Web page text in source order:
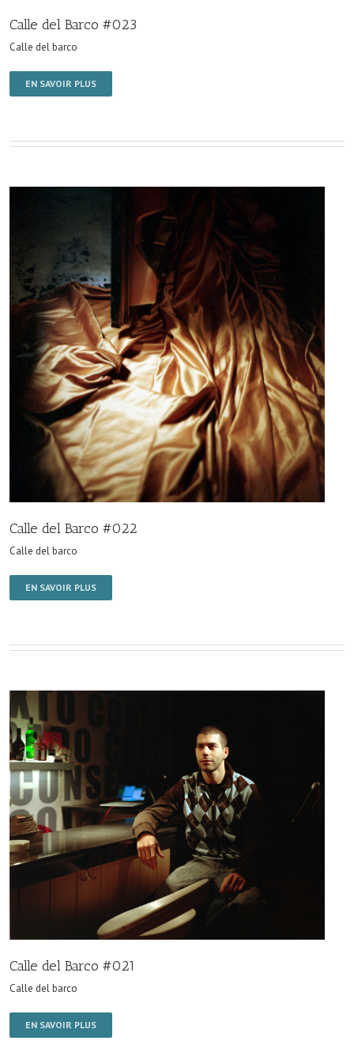
Calle del Barco #023
Calle del barco
EN SAVOIR PLUS
Calle del Barco #022
Calle del barco
EN SAVOIR PLUS
Calle del Barco #021
Calle del barco
EN SAVOIR PLUS